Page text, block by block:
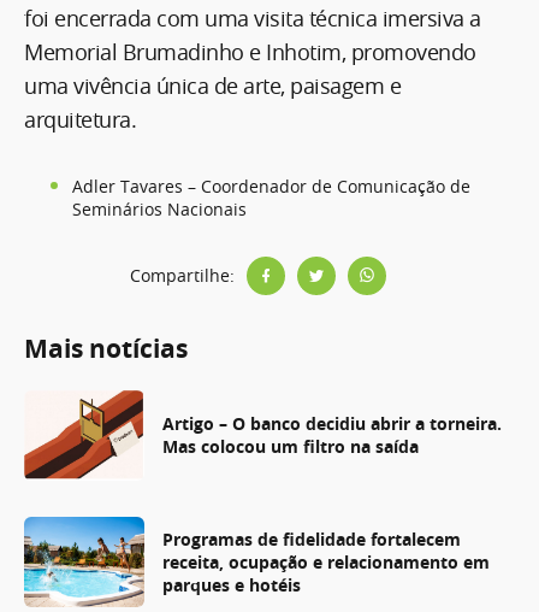
foi encerrada com uma visita técnica imersiva a
Memorial Brumadinho e Inhotim, promovendo
uma vivência única de arte, paisagem e
arquitetura.
Adler Tavares – Coordenador de Comunicação de
Seminários Nacionais
Compartilhe:
Mais notícias
Artigo – O banco decidiu abrir a torneira.
Mas colocou um filtro na saída
Programas de fidelidade fortalecem
receita, ocupação e relacionamento em
parques e hotéis